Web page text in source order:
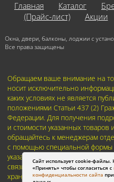
Главная Каталог
(Прайс-лист)
Акции
Окна, двери, балконы, лоджии с
Все права защищены
Обращаем ваше внимание на
носит исключительно
каких условиях не является
положениями Статьи 437 (2)
Федерации. Для получения
и стоимости указанных товаров
обращайтесь к менеджерам
с помощью специальной формы
указанным в контактах.
связи или регистрацией, Вы
хранить указанную Вами, Вашу
Сайт использует cookie-
«Принять» чтобы согласиться с
конфиденциальности сайта